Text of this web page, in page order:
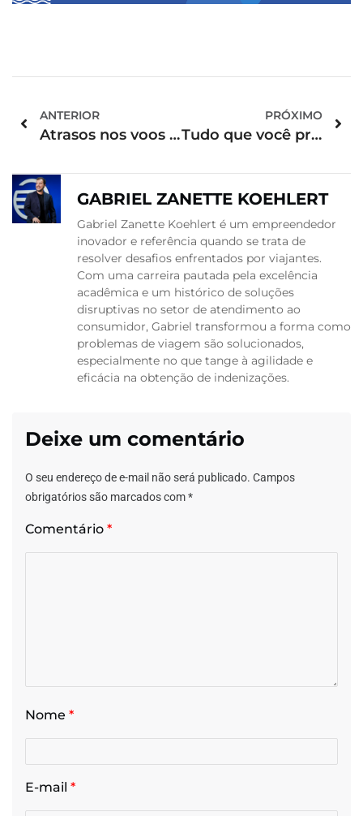
ANTERIOR
Atrasos nos voos em Congonhas: saiba o que fazer
PRÓXIMO
Tudo que você precisa saber sobre a taxa de embarque
GABRIEL ZANETTE KOEHLERT
Gabriel Zanette Koehlert é um empreendedor
inovador e referência quando se trata de
resolver desafios enfrentados por viajantes.
Com uma carreira pautada pela excelência
acadêmica e um histórico de soluções
disruptivas no setor de atendimento ao
consumidor, Gabriel transformou a forma como
problemas de viagem são solucionados,
especialmente no que tange à agilidade e
eficácia na obtenção de indenizações.
Deixe um comentário
O seu endereço de e-mail não será publicado. Campos
obrigatórios são marcados com*
Comentário *
Nome *
E-mail *